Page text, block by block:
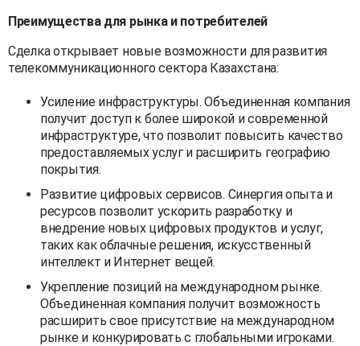
Преимущества для рынка и потребителей
Сделка открывает новые возможности для развития
телекоммуникационного сектора Казахстана:
Усиление инфраструктуры. Объединенная компания
получит доступ к более широкой и современной
инфраструктуре, что позволит повысить качество
предоставляемых услуг и расширить географию
покрытия.
Развитие цифровых сервисов. Синергия опыта и
ресурсов позволит ускорить разработку и
внедрение новых цифровых продуктов и услуг,
таких как облачные решения, искусственный
интеллект и Интернет вещей.
Укрепление позиций на международном рынке.
Объединенная компания получит возможность
расширить свое присутствие на международном
рынке и конкурировать с глобальными игроками.